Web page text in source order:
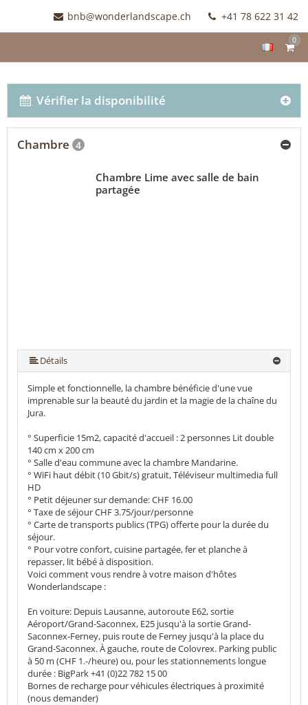
bnb@wonderlandscape.ch +41 78 622 31 42
0
Vérifier la disponibilité
Chambre 4
Chambre Lime avec salle de bain
partagée
Détails
Simple et fonctionnelle, la chambre bénéficie d'une vue
imprenable sur la beauté du jardin et la magie de la chaîne du
Jura.
° Superficie 15m2, capacité d'accueil : 2 personnes Lit double
140 cm x 200 cm
° Salle d'eau commune avec la chambre Mandarine.
° WiFi haut débit (10 Gbit/s) gratuit, Téléviseur multimedia full
HD
° Petit déjeuner sur demande: CHF 16.00
° Taxe de séjour CHF 3.75/jour/personne
° Carte de transports publics (TPG) offerte pour la durée du
séjour.
° Pour votre confort, cuisine partagée, fer et planche à
repasser, lit bébé à disposition.
Voici comment vous rendre à votre maison d'hôtes
Wonderlandscape :
En voiture: Depuis Lausanne, autoroute E62, sortie
Aéroport/Grand-Saconnex, E25 jusqu'à la sortie Grand-
Saconnex-Ferney, puis route de Ferney jusqu'à la place du
Grand-Saconnex. À gauche, route de Colovrex. Parking public
à 50 m (CHF 1.-/heure) ou, pour les stationnements longue
durée : BigPark +41 (0)22 782 15 00
Bornes de recharge pour véhicules électriques à proximité
(nous demander)